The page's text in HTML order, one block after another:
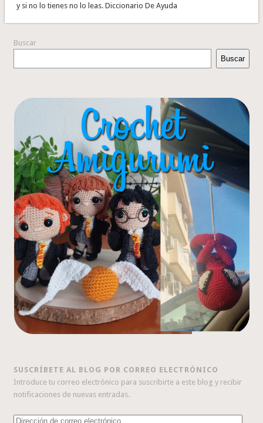
y si no lo tienes no lo leas. Diccionario De Ayuda
Buscar
Buscar
SUSCRÍBETE AL BLOG POR CORREO ELECTRÓNICO
Introduce tu correo electrónico para suscribirte a este blog y recibir
notificaciones de nuevas entradas.
Dirección